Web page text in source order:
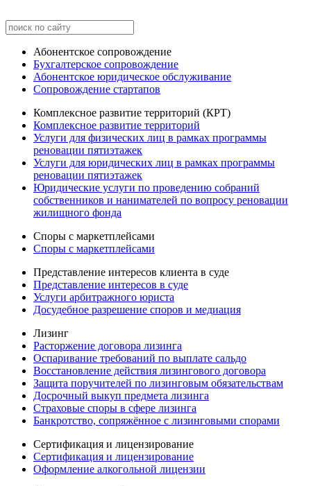
Абонентское сопровождение
Бухгалтерское сопровождение
Абонентское юридическое обслуживание
Сопровождение стартапов
Комплексное развитие территорий (КРТ)
Комплексное развитие территорий
Услуги для физических лиц в рамках программы
реновации пятиэтажек
Услуги для юридических лиц в рамках программы
реновации пятиэтажек
Юридические услуги по проведению собраний
собственников и нанимателей по вопросу реновации
жилищного фонда
Споры с маркетплейсами
Споры с маркетплейсами
Представление интересов клиента в суде
Представление интересов в суде
Услуги арбитражного юриста
Досудебное разрешение споров и медиация
Лизинг
Расторжение договора лизинга
Оспаривание требований по выплате сальдо
Восстановление действия лизингового договора
Защита поручителей по лизинговым обязательствам
Досрочный выкуп предмета лизинга
Страховые споры в сфере лизинга
Банкротство, сопряжённое с лизинговыми спорами
Сертификация и лицензирование
Сертификация и лицензирование
Оформление алкогольной лицензии